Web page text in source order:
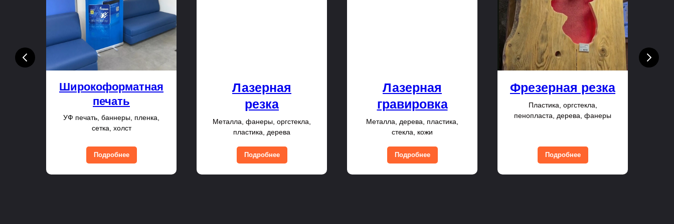
Широкоформатная
печать
УФ печать, баннеры, пленка,
сетка, холст
Подробнее
Лазерная
резка
Металла, фанеры, оргстекла,
пластика, дерева
Подробнее
Лазерная
гравировка
Металла, дерева, пластика,
стекла, кожи
Подробнее
Фрезерная резка
Пластика, оргстекла,
пенопласта, дерева, фанеры
Подробнее